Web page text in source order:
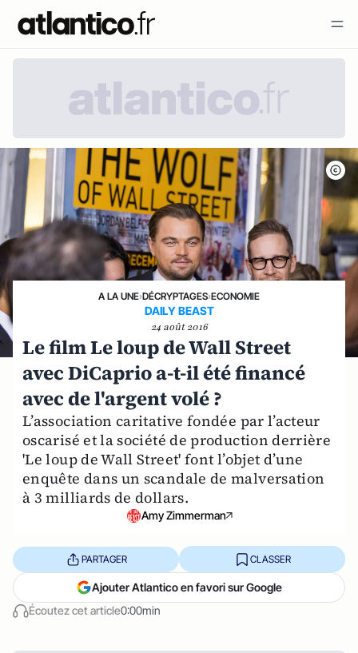
A LA UNE›DÉCRYPTAGES›ECONOMIE
DAILY BEAST
24 août 2016
Le film Le loup de Wall Street
avec DiCaprio a-t-il été financé
avec de l'argent volé ?
L’association caritative fondée par l’acteur
oscarisé et la société de production derrière
'Le loup de Wall Street' font l’objet d’une
enquête dans un scandale de malversation
à 3 milliards de dollars.
Amy Zimmerman
Écoutez cet article0:00min
PARTAGER CLASSER
Ajouter Atlantico en favori sur Google